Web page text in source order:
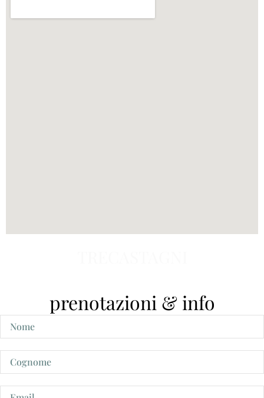
prenotazioni & info